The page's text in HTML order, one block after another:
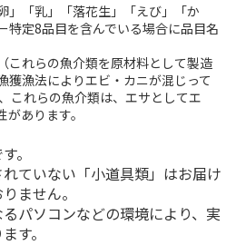
」「乳」「落花生」「えび」「か
特定8品目を含んでいる場合に品目名
これらの魚介類を原材料として製造
獲漁法によりエビ・カニが混じって
これらの魚介類は、エサとしてエ
あります。
。
ていない「小道具類」はお届け
ません。
パソコンなどの環境により、実
す。